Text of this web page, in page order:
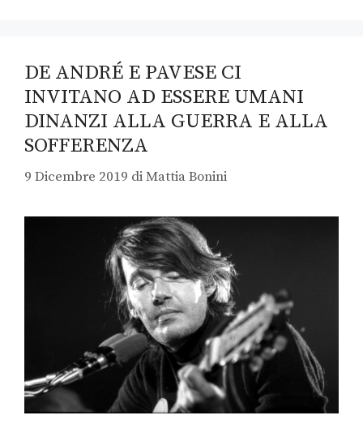
DE ANDRÉ E PAVESE CI
INVITANO AD ESSERE UMANI
DINANZI ALLA GUERRA E ALLA
SOFFERENZA
9 Dicembre 2019 diMattia Bonini